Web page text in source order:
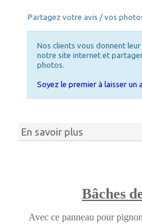
Partagez votre avis / vos
Nos clients vous donnent
notre site internet et
photos.
Soyez le premier à laisser un
En savoir plus
Bâches
Avec ce panneau pour